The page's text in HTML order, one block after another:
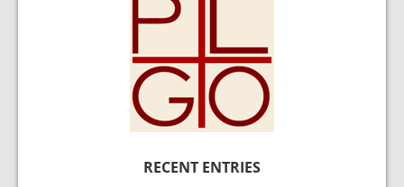
RECENT ENTRIES